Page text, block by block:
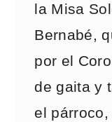
la Misa
Bernabé,
por el
de gaita y
el